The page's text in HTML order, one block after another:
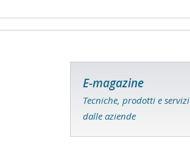
E-magazine
Tecniche, prodotti e servizi
dalle aziende